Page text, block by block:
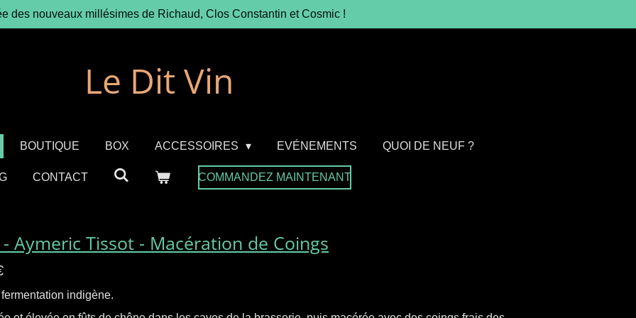
des nouveaux millésimes de Richaud, Clos Constantin et Cosmic !
Le Dit Vin
BOUTIQUE BOX ACCESSOIRES EVÉNEMENTS QUOI DE NEUF ?
CONTACT COMMANDEZ MAINTENANT
Aymeric Tissot - Macération de Coings
indigène.